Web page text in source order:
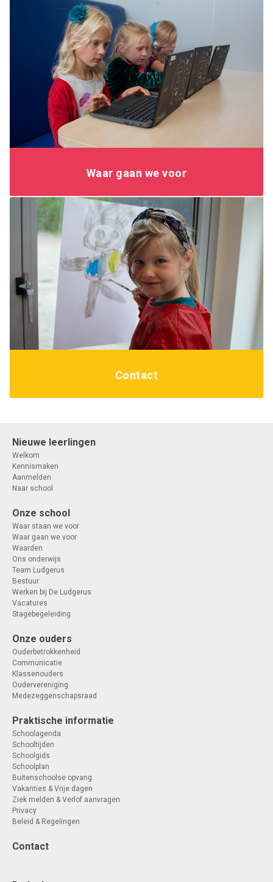
Waar gaan we voor
Contact
Nieuwe leerlingen
Welkom
Kennismaken
Aanmelden
Naar school
Onze school
Waar staan we voor
Waar gaan we voor
Waarden
Ons onderwijs
Team Ludgerus
Bestuur
Werken bij De Ludgerus
Vacatures
Stagebegeleiding
Onze ouders
Ouderbetrokkenheid
Communicatie
Klassenouders
Oudervereniging
Medezeggenschapsraad
Praktische informatie
Schoolagenda
Schooltijden
Schoolgids
Schoolplan
Buitenschoolse opvang
Vakanties & Vrije dagen
Ziek melden & Verlof aanvragen
Privacy
Beleid & Regelingen
Contact